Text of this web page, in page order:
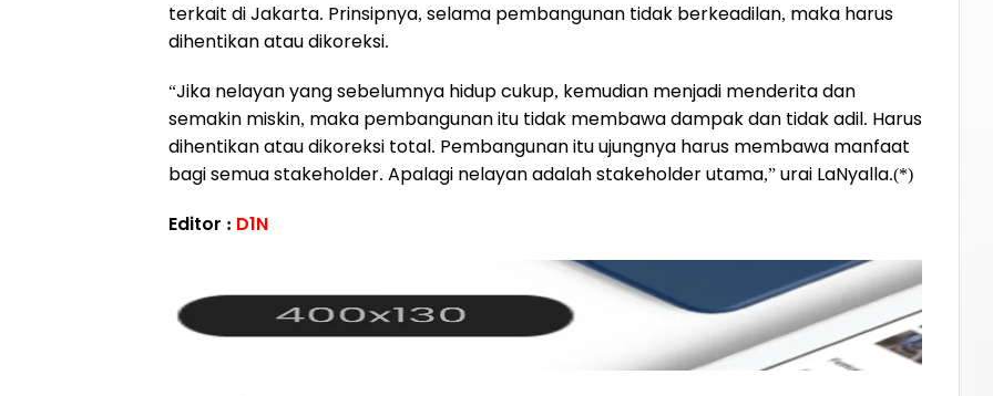
terkait di Jakarta. Prinsipnya, selama pembangunan tidak berkeadilan, maka harus
dihentikan atau dikoreksi.
“Jika nelayan yang sebelumnya hidup cukup, kemudian menjadi menderita dan
semakin miskin, maka pembangunan itu tidak membawa dampak dan tidak adil. Harus
dihentikan atau dikoreksi total. Pembangunan itu ujungnya harus membawa manfaat
bagi semua stakeholder. Apalagi nelayan adalah stakeholder utama,” urai LaNyalla.(*)
Editor : D1N